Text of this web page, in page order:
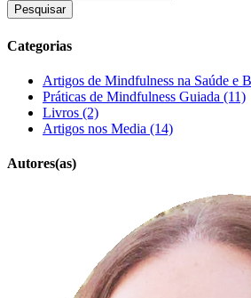
Pesquisar
Categorias
Artigos de Mindfulness na Saúde e
Práticas de Mindfulness Guiada (11)
Livros (2)
Artigos nos Media (14)
Autores(as)